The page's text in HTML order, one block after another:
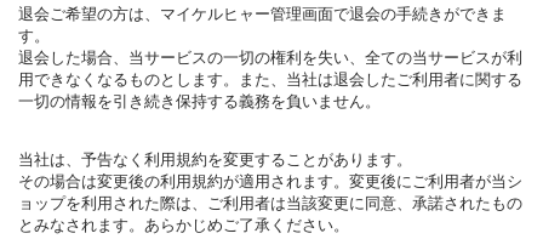
退会ご希望の方は、マイケルヒャー管理画面で退会の手続きができま
す。
退会した場合、当サービスの一切の権利を失い、全ての当サービスが利
用できなくなるものとします。また、当社は退会したご利用者に関する
一切の情報を引き続き保持する義務を負いません。
当社は、予告なく利用規約を変更することがあります。
その場合は変更後の利用規約が適用されます。変更後にご利用者が当シ
ョップを利用された際は、ご利用者は当該変更に同意、承諾されたもの
とみなされます。あらかじめご了承ください。